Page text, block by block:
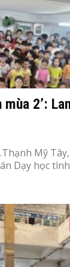
mùa 2’:
Mỹ
Dạy học